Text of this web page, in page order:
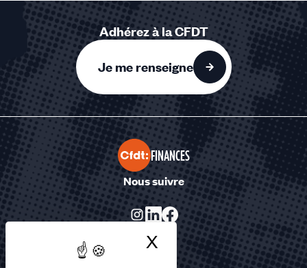
X Masquer le
Adhérez à la CFDT
Je me renseigne
FINANCES
Nous suivre